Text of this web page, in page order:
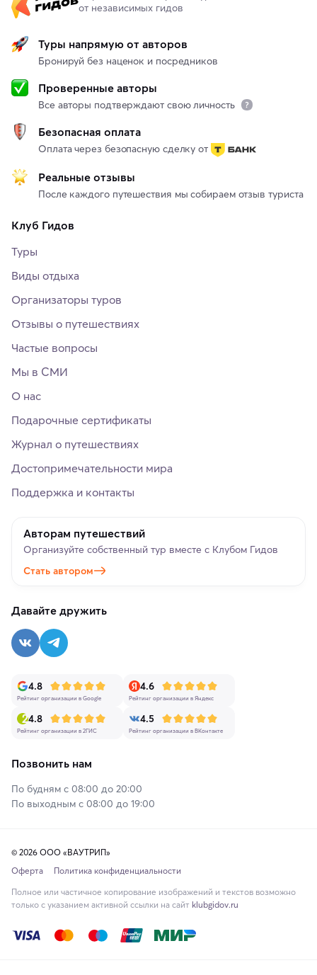
от независимых гидов
Туры напрямую от авторов
Бронируй без наценок и посредников
Проверенные авторы
Все авторы подтверждают свою личность
Безопасная оплата
Оплата через безопасную сделку от
Реальные отзывы
После каждого путешествия мы собираем отзыв туриста
Клуб Гидов
Туры
Виды отдыха
Организаторы туров
Отзывы о путешествиях
Частые вопросы
Мы в СМИ
О нас
Подарочные сертификаты
Журнал о путешествиях
Достопримечательности мира
Поддержка и контакты
Авторам путешествий
Организуйте собственный тур вместе с Клубом Гидов
Стать автором
Давайте дружить
4.8
Рейтинг организации в Google
4.6
Рейтинг организации в Яндекс
4.8
Рейтинг организации в 2ГИС
4.5
Рейтинг организации в ВКонтакте
Позвонить нам
По будням с 08:00 до 20:00
По выходным с 08:00 до 19:00
© 2026 ООО «ВАУТРИП»
Оферта
Политика конфиденциальности
Полное или частичное копирование изображений и текстов возможно
только с указанием активной ссылки на сайт klubgidov.ru